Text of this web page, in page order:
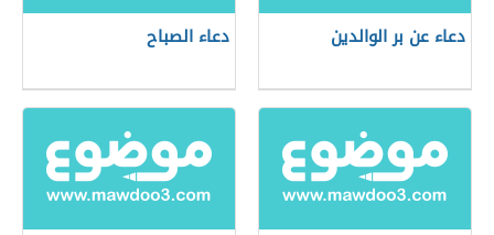
دعاء عن بر الوالدين دعاء الصباح